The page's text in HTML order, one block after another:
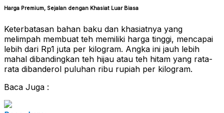
Harga Premium, Sejalan dengan Khasiat Luar Biasa
Keterbatasan bahan baku dan khasiatnya yang
melimpah membuat teh memiliki harga tinggi, mencapai
lebih dari Rp1 juta per kilogram. Angka ini jauh lebih
mahal dibandingkan teh hijau atau teh hitam yang rata-
rata dibanderol puluhan ribu rupiah per kilogram.
Baca Juga :